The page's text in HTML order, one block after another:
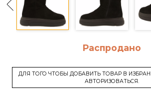
Распродано
ДЛЯ ТОГО ЧТОБЫ ДОБАВИТЬ ТОВАР В
АВТОРИЗОВАТЬСЯ.